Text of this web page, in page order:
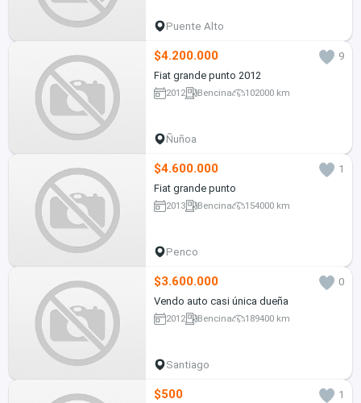
Puente Alto
$4.200.000
9
Fiat grande punto 2012
2012 Bencina 102000 km
Ñuñoa
$4.600.000
1
Fiat grande punto
2013 Bencina 154000 km
Penco
$3.600.000
0
Vendo auto casi única dueña
2012 Bencina 189400 km
Santiago
$500
1